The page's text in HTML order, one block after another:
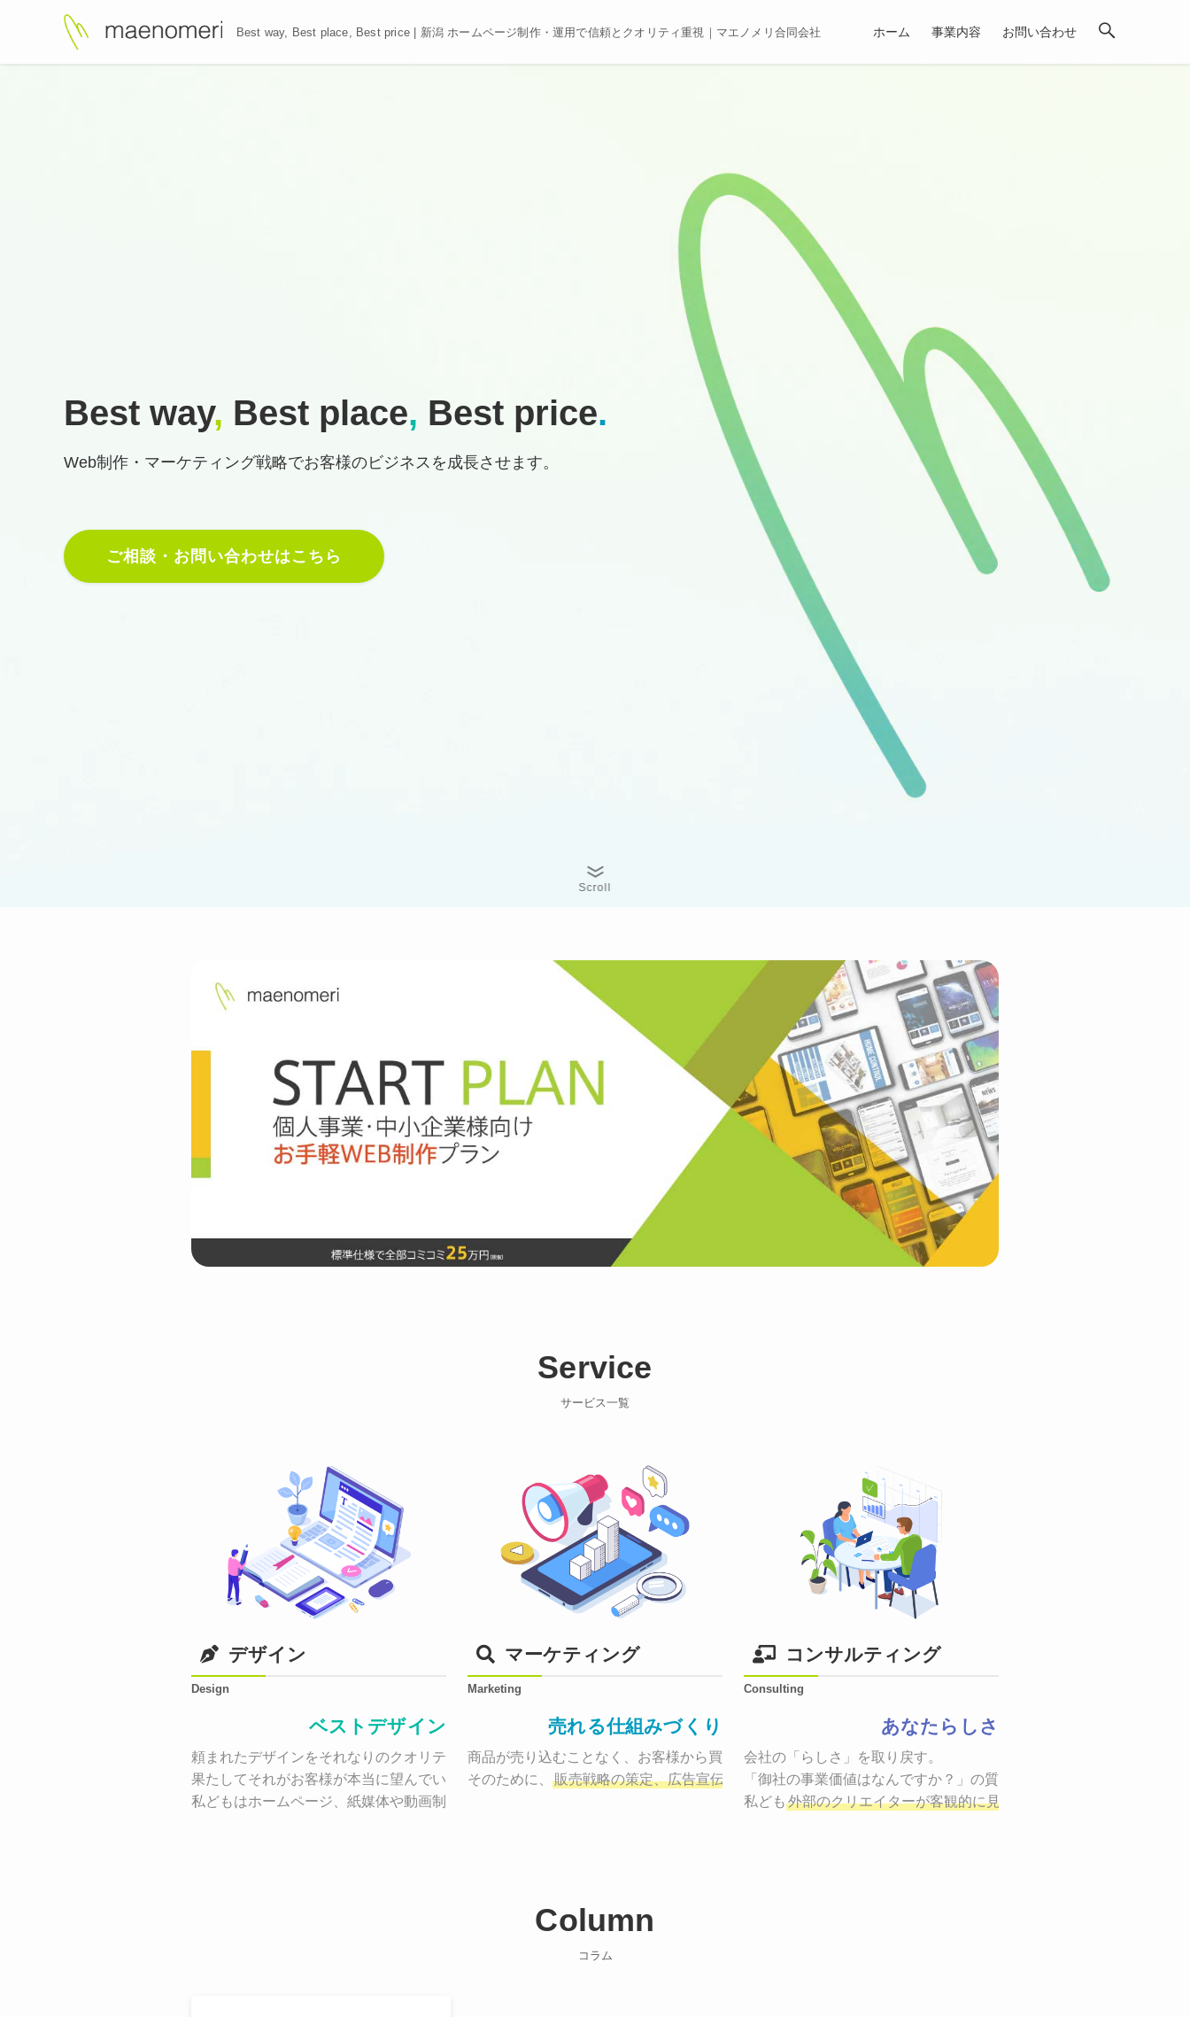
Best way, Best place, Best price | 新潟 ホームページ制作・運用で信頼とクオリティ重視｜マエノメリ合同会社 ホーム 事業内容 お問い合わせ
Best way, Best place, Best price.
Web制作・マーケティング戦略でお客様のビジネスを成長させます。
ご相談・お問い合わせはこちら
Scroll
Service
サービス一覧
デザイン
Design
ベストデザイン
頼まれたデザインをそれなりのクオリティーで作り納品する。
果たしてそれがお客様が本当に望んでいた、デザインのゴールでしょうか。
私どもはホームページ、紙媒体や動画制作まで
お客様のサービスを適した場所へ届けるために、適切な方法を企画しご提案いたします。
マーケティング
Marketing
売れる仕組みづくり
商品が売り込むことなく、お客様から買いたくなる状態をつくるために、適した場所へ適切なターゲットに向け
そのために、
販売戦略の策定、広告宣伝に効果検証までの一連のプロセスを考え実行・検証・修正
コンサルティング
Consulting
あなたらしさ
会社の「らしさ」を取り戻す。
「御社の事業価値はなんですか？」の質問に答えることはできるでし
私ども 外部のクリエイターが客観的に見ながら最終的な絵を描き、
Column
コラム